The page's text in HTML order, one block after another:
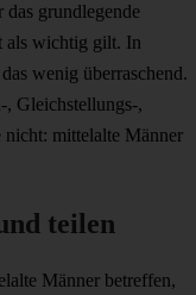
grundlegende
als wichtig gilt. In
wenig überraschend.
, Gleichstellungs-,
mittelalte Männer
teilen
Männer betreffen,